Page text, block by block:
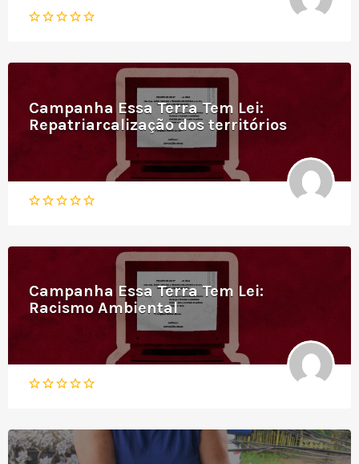
Campanha Essa Terra Tem Lei:
Repatriarcalização dos territórios
Campanha Essa Terra Tem Lei:
Racismo Ambiental